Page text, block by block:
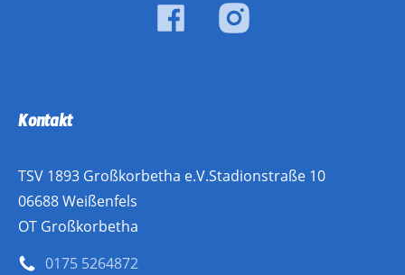
Kontakt
TSV 1893 Großkorbetha e.V.Stadionstraße 10
06688 Weißenfels
OT Großkorbetha
0175 5264872